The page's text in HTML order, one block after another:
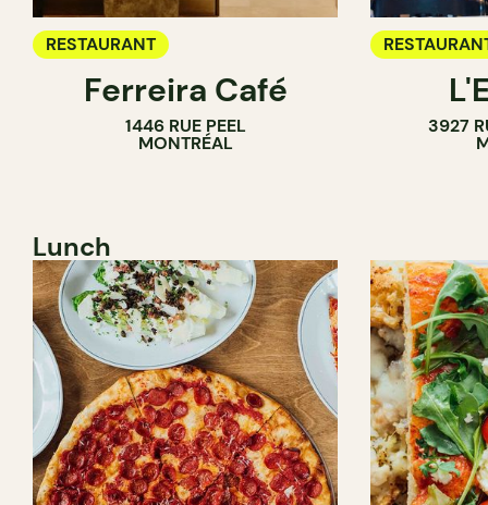
RESTAURANT
Ferreira Café
1446 RUE PEEL
MONTRÉAL
3927
Lunch